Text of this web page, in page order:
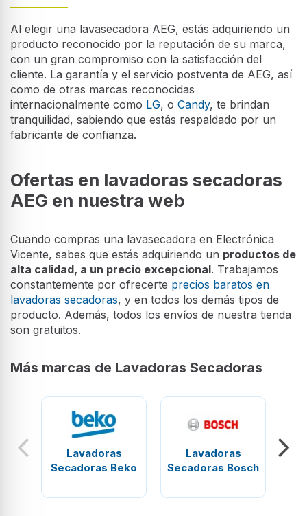
Al elegir una lavasecadora AEG, estás adquiriendo un
producto reconocido por la reputación de su marca,
con un gran compromiso con la satisfacción del
cliente. La garantía y el servicio postventa de AEG, así
como de otras marcas reconocidas
internacionalmente como LG, o Candy, te brindan
tranquilidad, sabiendo que estás respaldado por un
fabricante de confianza.
Ofertas en lavadoras secadoras
AEG en nuestra web
Cuando compras una lavasecadora en Electrónica
Vicente, sabes que estás adquiriendo un productos de
alta calidad, a un precio excepcional. Trabajamos
constantemente por ofrecerte precios baratos en
lavadoras secadoras, y en todos los demás tipos de
producto. Además, todos los envíos de nuestra tienda
son gratuitos.
Más marcas de Lavadoras Secadoras
Lavadoras
Secadoras Beko
Lavadoras
Secadoras Bosch